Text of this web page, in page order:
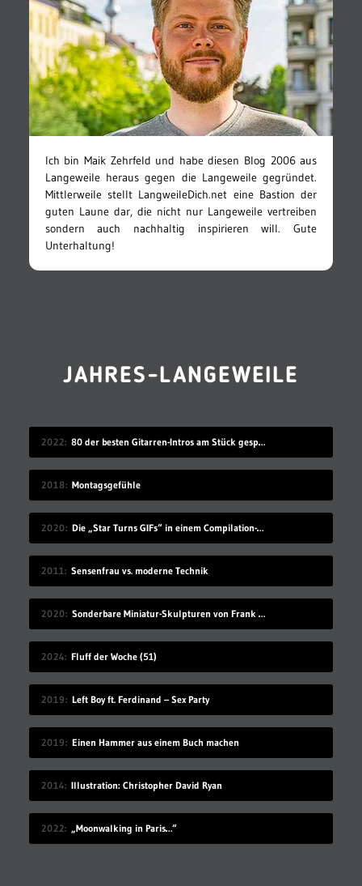
Ich bin Maik Zehrfeld und habe diesen Blog 2006 aus
Langeweile heraus gegen die Langeweile gegründet.
Mittlerweile stellt LangweileDich.net eine Bastion der
guten Laune dar, die nicht nur Langeweile vertreiben
sondern auch nachhaltig inspirieren will. Gute
Unterhaltung!
JAHRES-LANGEWEILE
2022 80 der besten Gitarren-Intros am Stück gespielt
2018 Montagsgefühle
2020 Die „Star Turns GIFs“ in einem Compilation-Video
2011 Sensenfrau vs. moderne Technik
2020 Sonderbare Miniatur-Skulpturen von Frank Kunert
2024 Fluff der Woche (51)
2019 Left Boy ft. Ferdinand – Sex Party
2019 Einen Hammer aus einem Buch machen
2014 Illustration: Christopher David Ryan
2022 „Moonwalking in Paris…“